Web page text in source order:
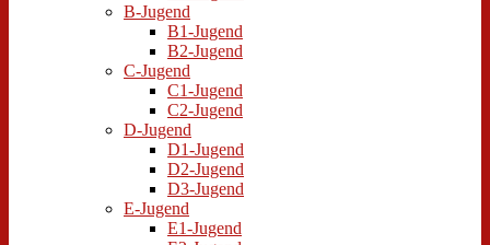
B-Jugend
B1-Jugend
B2-Jugend
C-Jugend
C1-Jugend
C2-Jugend
D-Jugend
D1-Jugend
D2-Jugend
D3-Jugend
E-Jugend
E1-Jugend